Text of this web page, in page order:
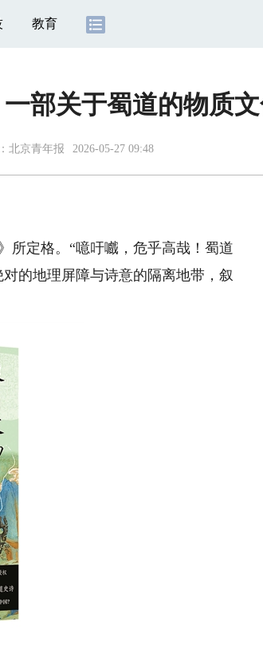
教育
部关于蜀道的物质
北京青年报 2026-05-27 09:48
定格。“噫吁嚱，危乎高哉！蜀道
的地理屏障与诗意的隔离地带，叙